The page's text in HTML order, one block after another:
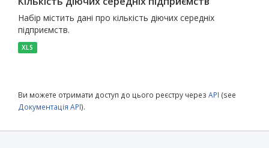
Набір містить дані про кількість діючих середніх
підприємств.
XLS
Ви можете отримати доступ до цього реєстру через API (see
Документація API).